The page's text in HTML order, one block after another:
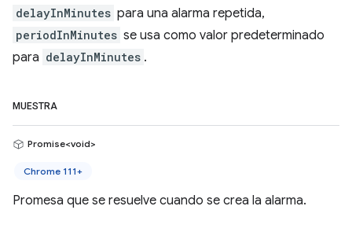
delayInMinutes para una alarma repetida,
periodInMinutes se usa como valor predeterminado
para delayInMinutes .
MUESTRA
Promise<void>
Chrome 111+
Promesa que se resuelve cuando se crea la alarma.